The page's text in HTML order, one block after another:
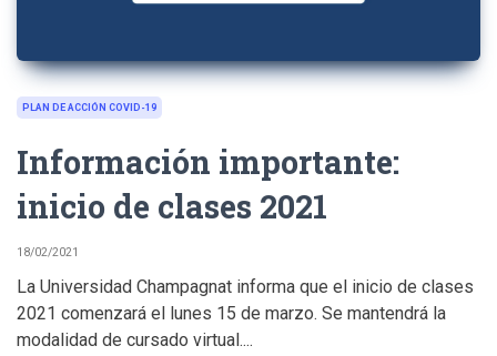
PLAN DE ACCIÓN COVID-19
Información importante:
inicio de clases 2021
18/02/2021
La Universidad Champagnat informa que el inicio de clases
2021 comenzará el lunes 15 de marzo. Se mantendrá la
modalidad de cursado virtual....